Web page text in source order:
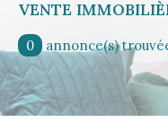
VENTE
0 annonce(s)
et trouvez le
critères
Type d'offre